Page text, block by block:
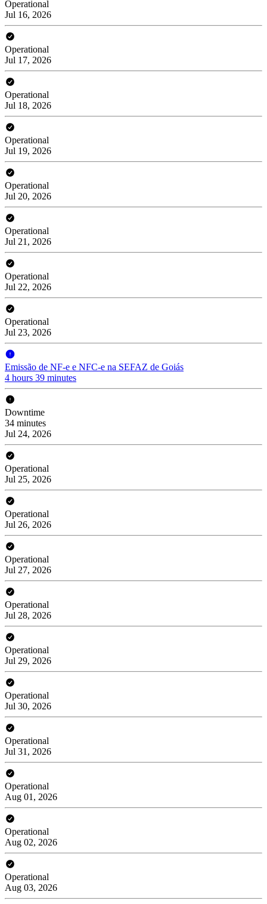
Operational
Jul 16, 2026
Operational
Jul 17, 2026
Operational
Jul 18, 2026
Operational
Jul 19, 2026
Operational
Jul 20, 2026
Operational
Jul 21, 2026
Operational
Jul 22, 2026
Operational
Jul 23, 2026
Emissão de NF-e e NFC-e na SEFAZ de Goiás
4 hours 39 minutes
Downtime
34 minutes
Jul 24, 2026
Operational
Jul 25, 2026
Operational
Jul 26, 2026
Operational
Jul 27, 2026
Operational
Jul 28, 2026
Operational
Jul 29, 2026
Operational
Jul 30, 2026
Operational
Jul 31, 2026
Operational
Aug 01, 2026
Operational
Aug 02, 2026
Operational
Aug 03, 2026